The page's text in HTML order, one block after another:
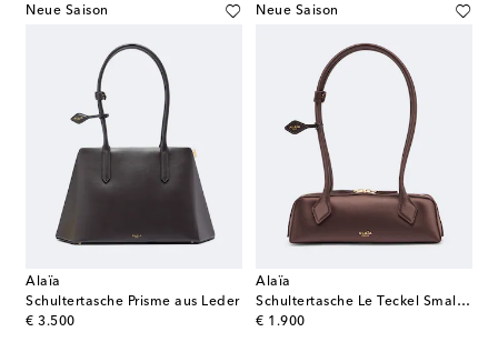
Neue Saison
Alaïa
Schultertasche Prisme aus Leder
€ 3.500
original price
Neue Saison
Alaïa
Schultertasche Le Teckel Small aus Satin
€ 1.900
original price